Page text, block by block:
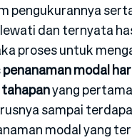
pengukurannya
dan ternyata
proses untuk
penanaman modal
yang
sampai
modal yang